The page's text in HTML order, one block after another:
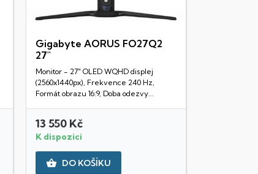
Gigabyte AORUS FO27Q2
27"
Monitor - 27" OLED WQHD displej
(2560x1440px), Frekvence 240 Hz,
Formát obrazu 16:9, Doba odezvy...
13 550 Kč
K dispozici
 DO KOŠÍKU